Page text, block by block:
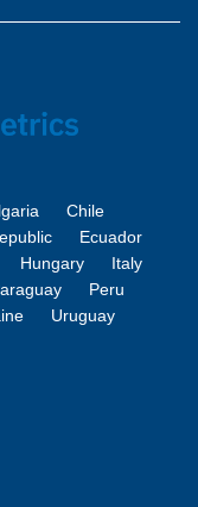
Chile
Ecuador
Hungary
Italy
Peru
Uruguay